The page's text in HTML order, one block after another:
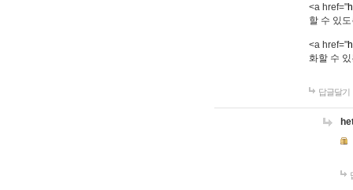
<a href="
할 수 있
<a href="
화할 수
답글달기